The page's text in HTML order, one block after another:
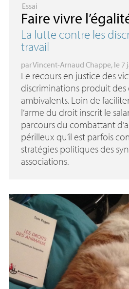
Essai
Faire vivre
La lutte contre les
travail
parVincent-Arnaud Chappe, le 7
Le recours en justice des
discriminations produit des
ambivalents. Loin de
l’arme du droit inscrit le
parcours du combattant
périlleux qu’il est parfois
stratégies politiques des
associations.